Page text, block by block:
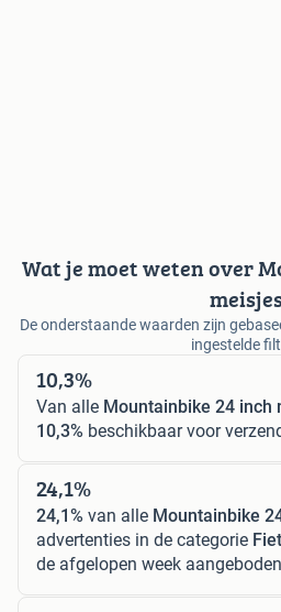
Wat je moet weten over
De onderstaande waarden zijn
ingestelde
10,3%
Van alle Mountainbike 24 inch
10,3% beschikbaar voor
24,1%
24,1% van alle Mountainbike
advertenties in de categorie
de afgelopen week